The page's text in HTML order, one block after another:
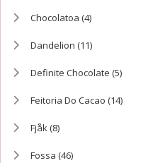
Chocolatoa (4)
Dandelion (11)
Definite Chocolate (5)
Feitoria Do Cacao (14)
Fjåk(8)
Fossa (46)